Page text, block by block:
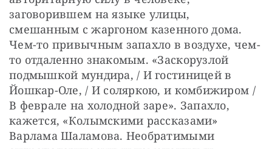
заговорившем на языке улицы,
смешанным с жаргоном казенного дома.
Чем-то привычным запахло в воздухе, чем-
то отдаленно знакомым. «Заскорузлой
подмышкой мундира, / И гостиницей в
Йошкар-Оле, / И соляркою, и комбижиром /
В феврале на холодной заре». Запахло,
кажется, «Колымскими рассказами»
Варлама Шаламова. Необратимыми